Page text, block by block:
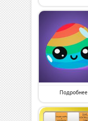
Подробнее